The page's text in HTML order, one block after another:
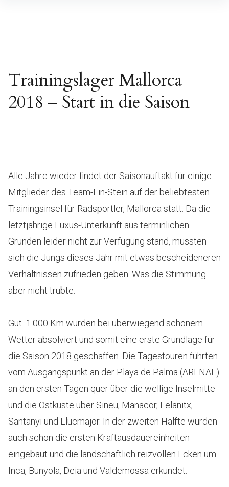
Trainingslager Mallorca
2018 – Start in die Saison
Alle Jahre wieder findet der Saisonauftakt für einige
Mitglieder des Team-Ein-Stein auf der beliebtesten
Trainingsinsel für Radsportler, Mallorca statt. Da die
letztjährige Luxus-Unterkunft aus terminlichen
Gründen leider nicht zur Verfügung stand, mussten
sich die Jungs dieses Jahr mit etwas bescheideneren
Verhältnissen zufrieden geben. Was die Stimmung
aber nicht trübte.
Gut 1.000 Km wurden bei überwiegend schönem
Wetter absolviert und somit eine erste Grundlage für
die Saison 2018 geschaffen. Die Tagestouren führten
vom Ausgangspunkt an der Playa de Palma (ARENAL)
an den ersten Tagen quer über die wellige Inselmitte
und die Ostküste über Sineu, Manacor, Felanitx,
Santanyi und Llucmajor. In der zweiten Hälfte wurden
auch schon die ersten Kraftausdauereinheiten
eingebaut und die landschaftlich reizvollen Ecken um
Inca, Bunyola, Deia und Valdemossa erkundet.